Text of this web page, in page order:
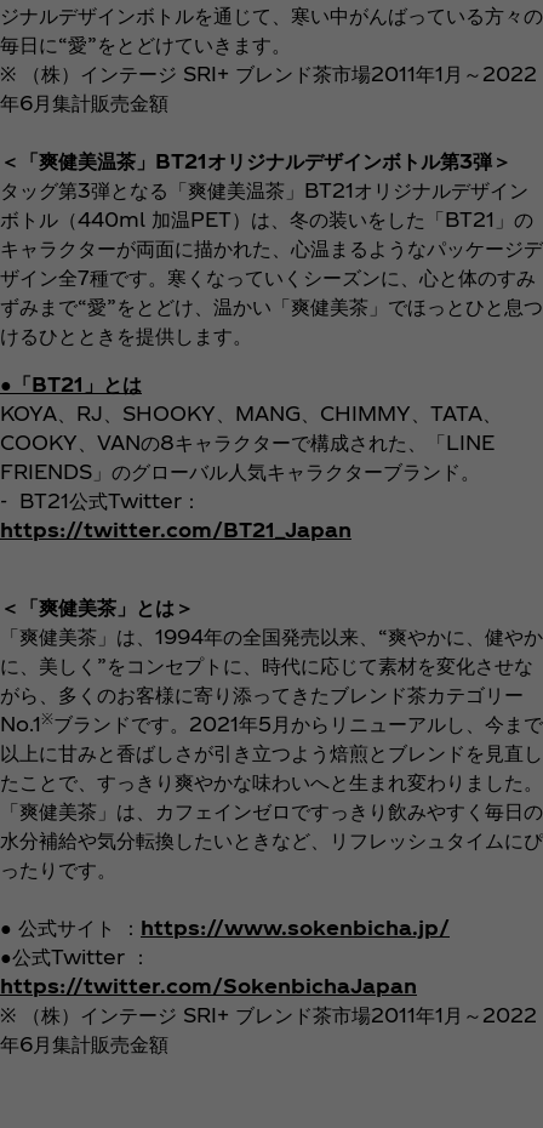
ジナルデザインボトルを通じて、寒い中がんばっている方々の
毎日に“愛”をとどけていきます。
※ （株）インテージ SRI+ ブレンド茶市場2011年1月～2022
年6月集計販売金額
＜「爽健美温茶」BT21オリジナルデザインボトル第3弾＞
タッグ第3弾となる「爽健美温茶」BT21オリジナルデザイン
ボトル（440ml 加温PET）は、冬の装いをした「BT21」の
キャラクターが両面に描かれた、心温まるようなパッケージデ
ザイン全7種です。寒くなっていくシーズンに、心と体のすみ
ずみまで“愛”をとどけ、温かい「爽健美茶」でほっとひと息つ
けるひとときを提供します。
●「BT21」とは
KOYA、RJ、SHOOKY、MANG、CHIMMY、TATA、
COOKY、VANの8キャラクターで構成された、「LINE
FRIENDS」のグローバル人気キャラクターブランド。
- BT21公式Twitter：
https://twitter.com/BT21_Japan
＜「爽健美茶」とは＞
「爽健美茶」は、1994年の全国発売以来、“爽やかに、健やか
に、美しく”をコンセプトに、時代に応じて素材を変化させな
がら、多くのお客様に寄り添ってきたブレンド茶カテゴリー
No.1※ブランドです。2021年5月からリニューアルし、今まで
以上に甘みと香ばしさが引き立つよう焙煎とブレンドを見直し
たことで、すっきり爽やかな味わいへと生まれ変わりました。
「爽健美茶」は、カフェインゼロですっきり飲みやすく毎日の
水分補給や気分転換したいときなど、リフレッシュタイムにぴ
ったりです。
● 公式サイト ： https://www.sokenbicha.jp/
●公式Twitter ：
https://twitter.com/SokenbichaJapan
※ （株）インテージ SRI+ ブレンド茶市場2011年1月～2022
年6月集計販売金額